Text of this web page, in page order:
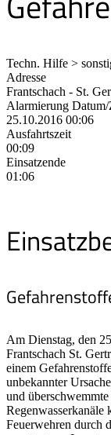
Techn. Hilfe >
Adresse
Frantschach - St.
Alarmierung
25.10.2016 00:06
Ausfahrtszeit
00:09
Einsatzende
01:06
Am Dienstag, den
Frantschach St.
einem
unbekannter
und
Regenwasserkanäle
Feuerwehren durch